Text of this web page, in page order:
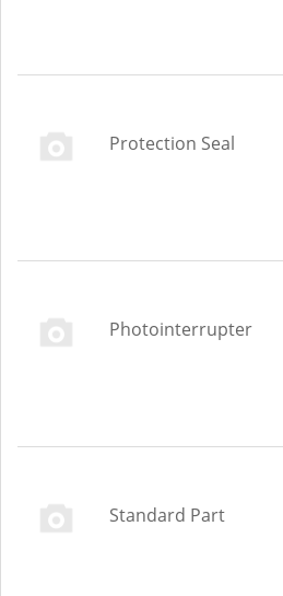
Protection Seal
Photointerrupter
Standard Part